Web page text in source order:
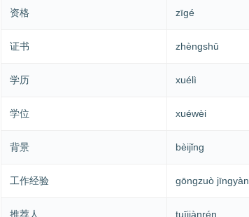
资格 zīgé
证书 zhèngshū
学历 xuélì
学位 xuéwèi
背景 bèijǐng
工作经验 gōngzuò jīngyàn
推荐人 tuījiànrén